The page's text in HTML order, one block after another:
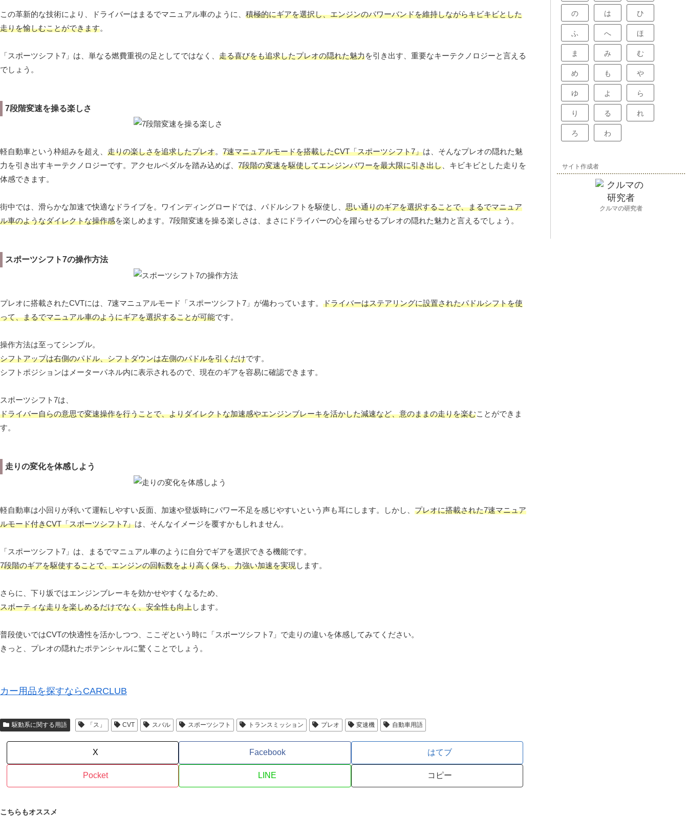
この革新的な技術により、ドライバーはまるでマニュアル車のように、 積極的にギアを選択し、エンジンのパワーバンドを維持しながらキビキビとした
走りを愉しむことができます。
「スポーツシフト7」は、単なる燃費重視の足としてではなく、 走る喜びをも追求したプレオの隠れた魅力を引き出す、重要なキーテクノロジーと言える
でしょう。
7段階変速を操る楽しさ
軽自動車という枠組みを超え、 走りの楽しさを追求したプレオ。 7速マニュアルモードを搭載したCVT「スポーツシフト7」は、そんなプレオの隠れた魅
力を引き出すキーテクノロジーです。アクセルペダルを踏み込めば、 7段階の変速を駆使してエンジンパワーを最大限に引き出し 、キビキビとした走りを
体感できます。
街中では、滑らかな加速で快適なドライブを。ワインディングロードでは、パドルシフトを駆使し、 思い通りのギアを選択することで、まるでマニュア
ル車のようなダイレクトな操作感を楽しめます。7段階変速を操る楽しさは、まさにドライバーの心を躍らせるプレオの隠れた魅力と言えるでしょう。
スポーツシフト7の操作方法
プレオに搭載されたCVTには、7速マニュアルモード「スポーツシフト7」が備わっています。 ドライバーはステアリングに設置されたパドルシフトを使
って、まるでマニュアル車のようにギアを選択することが可能です。
操作方法は至ってシンプル。
シフトアップは右側のパドル、シフトダウンは左側のパドルを引くだけです。
シフトポジションはメーターパネル内に表示されるので、現在のギアを容易に確認できます。
スポーツシフト7は、
ドライバー自らの意思で変速操作を行うことで、よりダイレクトな加速感やエンジンブレーキを活かした減速など、意のままの走りを楽むことができま
す。
走りの変化を体感しよう
軽自動車は小回りが利いて運転しやすい反面、加速や登坂時にパワー不足を感じやすいという声も耳にします。しかし、 プレオに搭載された7速マニュア
ルモード付きCVT「スポーツシフト7」は、そんなイメージを覆すかもしれません。
「スポーツシフト7」は、まるでマニュアル車のように自分でギアを選択できる機能です。
7段階のギアを駆使することで、エンジンの回転数をより高く保ち、力強い加速を実現します。
さらに、下り坂ではエンジンブレーキを効かせやすくなるため、
スポーティな走りを楽しめるだけでなく、安全性も向上します。
普段使いではCVTの快適性を活かしつつ、ここぞという時に「スポーツシフト7」で走りの違いを体感してみてください。
きっと、プレオの隠れたポテンシャルに驚くことでしょう。
カー用品を探すならCARCLUB
駆動系に関する用語 「ス」 CVT スバル スポーツシフト トランスミッション プレオ 変速機 自動車用語
X Facebook はてブ
Pocket LINE コピー
こちらもオススメ
の は ひ
ふ へ ほ
ま み む
め も や
ゆ よ ら
り る れ
ろ わ
サイト作成者
クルマの研究者